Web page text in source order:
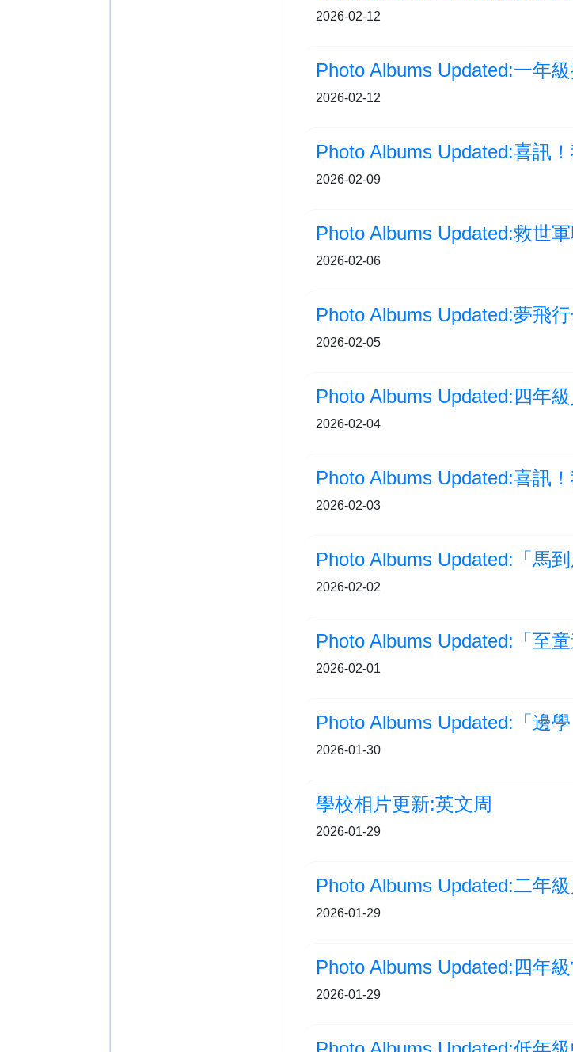
2026-02-12
Photo Albums Updated:一年
2026-02-12
2026-02-09
Photo Albums Updated:救世
2026-02-06
Photo Albums Updated:夢飛
2026-02-05
2026-02-04
2026-02-03
Photo Albums Updated:「馬
2026-02-02
2026-02-01
Photo Albums Updated:「邊
2026-01-30
學校相片更新:英文周
2026-01-29
Photo Albums Updated:二年
2026-01-29
2026-01-29